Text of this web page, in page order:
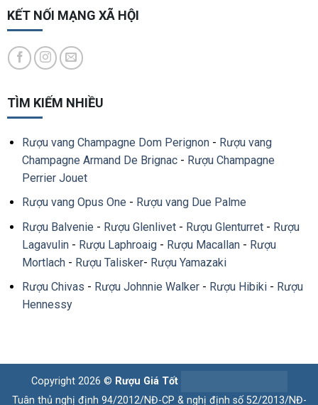
KẾT NỐI MẠNG XÃ HỘI
TÌM KIẾM NHIỀU
Rượu vang Champagne Dom Perignon- Rượu vang
Champagne Armand De Brignac- Rượu Champagne
Perrier Jouet
Rượu vang Opus One - Rượu vang Due Palme
Rượu Balvenie - Rượu Glenlivet- Rượu Glenturret- Rượu
Lagavulin- Rượu Laphroaig- Rượu Macallan- Rượu
Mortlach- Rượu Talisker- Rượu Yamazaki
Rượu Chivas - Rượu Johnnie Walker- Rượu Hibiki- Rượu
Hennessy
Copyright 2026 © Rượu Giá Tốt
Tuân thủ nghị định 94/2012/NĐ-CP & nghị định số 52/2013/NĐ-